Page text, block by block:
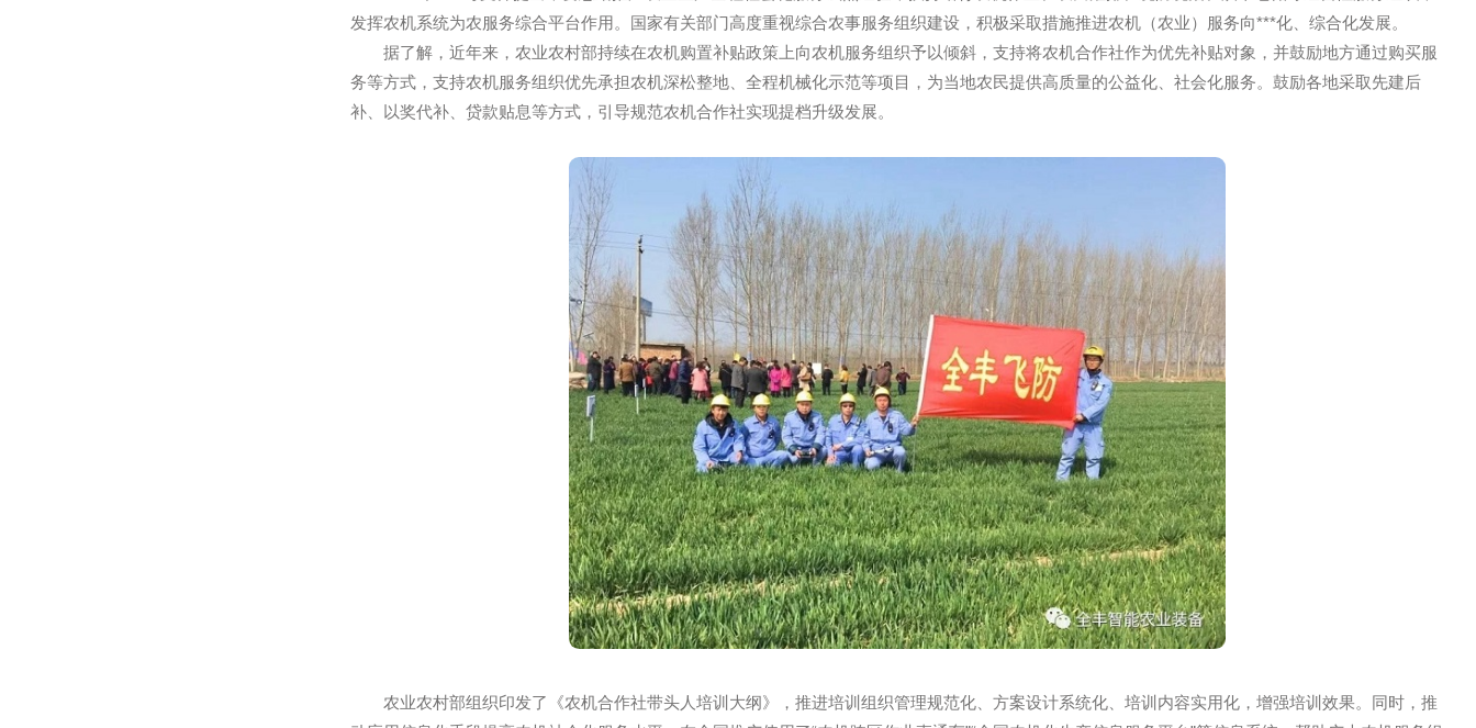
经营服务主体予以倾斜，支持综合农事服务组织等主体充分发挥装备技术人才优势，提高资源利用效率，为农户提供更低成本、更高质量
务。
2017年***1号文件提出，要总结推广农业生产全程社会化服务试点经验，扶持培育农机作业、农田灌排、统防统治、烘干仓储等经营性
发挥农机系统为农服务综合平台作用。国家有关部门高度重视综合农事服务组织建设，积极采取措施推进农机（农业）服务向***化、综合
务等方式，支持农机服务组织优先承担农机深松整地、全程机械化示范等项目，为当地农民提供高质量的公益化、社会化服务。鼓励各地
补、以奖代补、贷款贴息等方式，引导规范农机合作社实现提档升级发展。